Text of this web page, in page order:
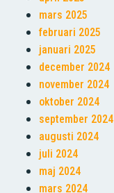
mars 2025
februari 2025
januari 2025
december 2024
november 2024
oktober 2024
september 2024
augusti 2024
juli 2024
maj 2024
mars 2024